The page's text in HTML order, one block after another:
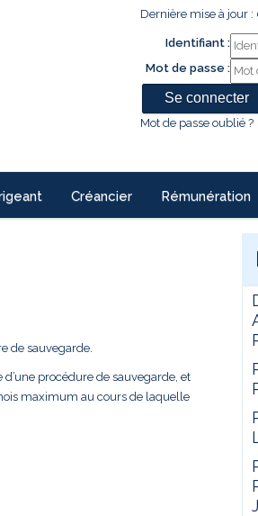
Dernière mise à
Identifiant :
Mot de passe :
Mot de passe oublié ?
Créancier Rémunération
de sauvegarde.
procédure de sauvegarde, et
maximum au cours de laquelle